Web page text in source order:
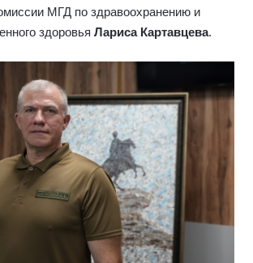
МГД по здравоохранению и
здоровья Лариса Картавцева.